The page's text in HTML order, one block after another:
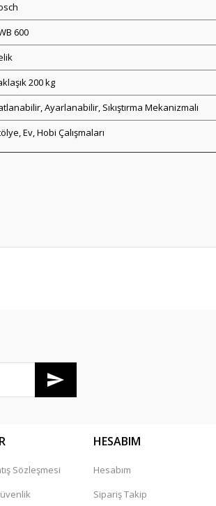
600
200 kg
Ayarlanabilir, Sıkıştırma Mekanizmalı
Ev, Hobi Çalışmaları
Sözleşmesi
HESABIM
Hesabım
Sipariş Takip